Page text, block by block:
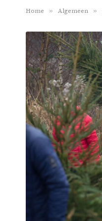
Home » Algemeen »